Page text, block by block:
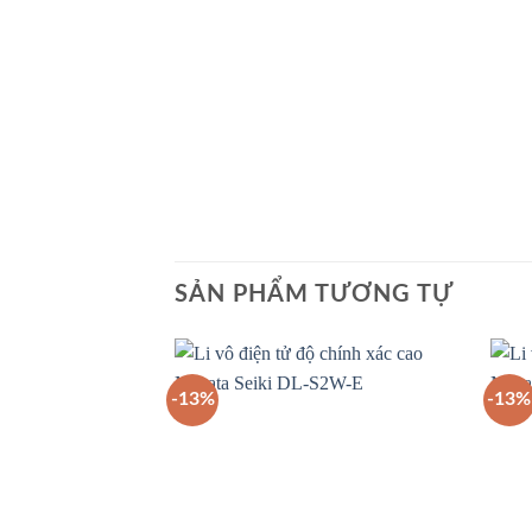
SẢN PHẨM TƯƠNG TỰ
-13% -13%